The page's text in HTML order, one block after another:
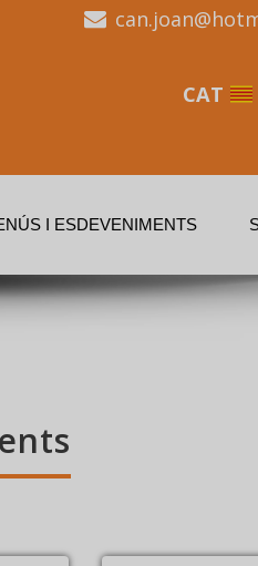
CAT
I ESDEVENIMENTS